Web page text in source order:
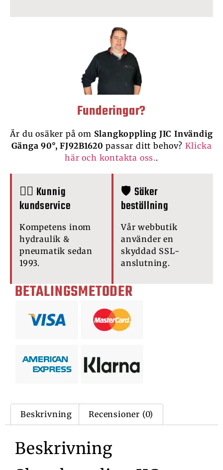
Funderingar?
Är du osäker på om Slangkoppling JIC Invändig
Gänga 90°, FJ92B1620passar ditt behov? Klicka
här och kontakta oss..
🙋‍♂️ Kunnig
kundservice
Kompetens inom
hydraulik &
pneumatik sedan
1993.
🛡️ Säker
beställning
Vår webbutik
använder en
skyddad SSL-
anslutning.
BETALINGSMETODER
Beskrivning Recensioner (0)
Beskrivning